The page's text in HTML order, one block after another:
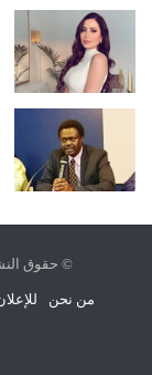
© حقوق النشر 2026، جميع الحقوق محفوظة |
من نحن